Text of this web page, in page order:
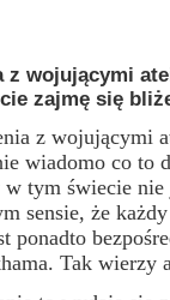
z wojującymi
zajmę się
wojującymi
wiadomo co to
tym świecie
sensie, że
ponadto
Tak wierzy